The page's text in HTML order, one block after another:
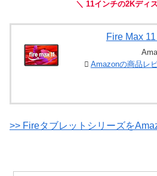
＼ 11インチの2Kディ
Fire Max
Amazonの商品レ
>> Fireタブレットシリーズを